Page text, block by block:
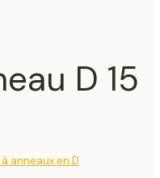
D 15
anneaux en D